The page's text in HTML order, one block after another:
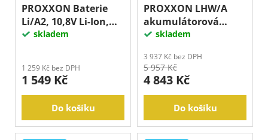
PROXXON Baterie
Li/A2, 10,8V Li-Ion,
2,6Ah
skladem
1 259 Kč bez DPH
1 549 Kč
Do košíku
PROXXON LHW/A
akumulátorová
úhlová bruska
skladem
3 937 Kč bez DPH
5 957 Kč
4 843 Kč
Do košíku